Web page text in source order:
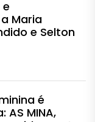
Maria
e Selton
é
AS MINA,